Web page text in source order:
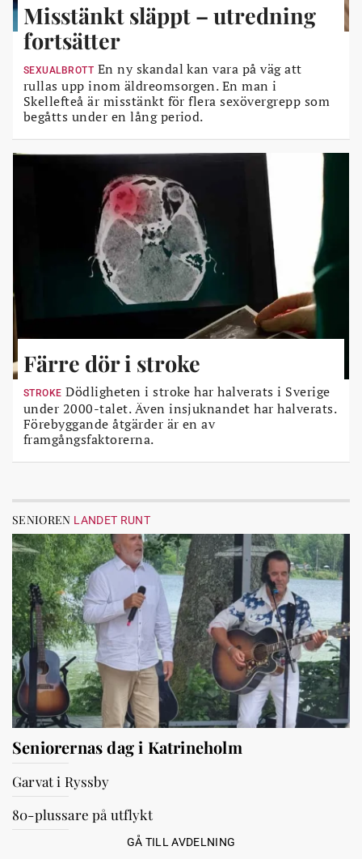
Misstänkt släppt – utredning
fortsätter
SEXUALBROTT En ny skandal kan vara på väg att
rullas upp inom äldreomsorgen. En man i
Skellefteå är misstänkt för flera sexövergrepp som
begåtts under en lång period.
Färre dör i stroke
STROKE Dödligheten i stroke har halverats i Sverige
under 2000-talet. Även insjuknandet har halverats.
Förebyggande åtgärder är en av
framgångsfaktorerna.
SENIOREN LANDET RUNT
Seniorernas dag i Katrineholm
Garvat i Ryssby
80-plussare på utflykt
GÅ TILL AVDELNING